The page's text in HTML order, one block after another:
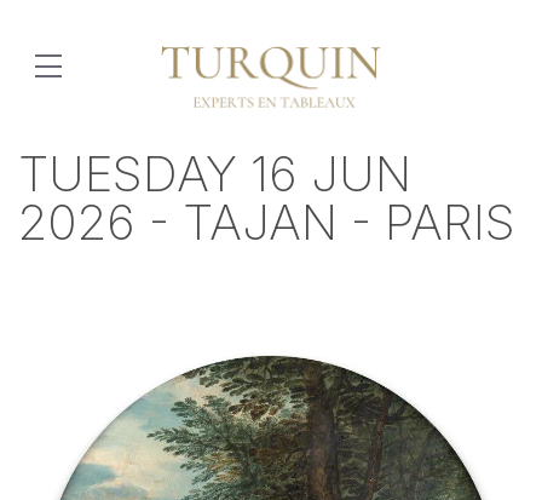
TUESDAY 16 JUN
2026 - TAJAN - PARIS